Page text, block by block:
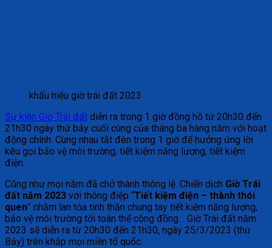
khẩu hiệu giờ trái đất 2023
Sự kiện Giờ Trái đất diễn ra trong 1 giờ đồng hồ từ 20h30 đến
21h30 ngày thứ bảy cuối cùng của tháng ba hàng năm với hoạt
động chính: Cùng nhau tắt đèn trong 1 giờ để hưởng ứng lời
kêu gọi bảo vệ môi trường, tiết kiệm năng lượng, tiết kiệm
điện.
Cũng như mọi năm đã chở thành thông lệ .Chiến dịch Giờ Trái
đất năm 2023 với thông điệp “Tiết kiệm điện – thành thói
quen” nhằm lan tỏa tinh thần chung tay tiết kiệm năng lượng,
bảo vệ môi trường tới toàn thể cộng đồng… Giờ Trái đất năm
2023 sẽ diễn ra từ 20h30 đến 21h30, ngày 25/3/2023 (thứ
Bảy) trên khắp mọi miền tổ quốc.